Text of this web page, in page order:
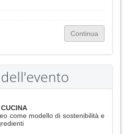
come modello di sostenibilità e